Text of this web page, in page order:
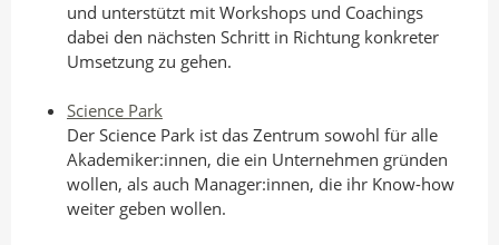
und unterstützt mit Workshops und Coachings
dabei den nächsten Schritt in Richtung konkreter
Umsetzung zu gehen.
Science Park
Der Science Park ist das Zentrum sowohl für alle
Akademiker:innen, die ein Unternehmen gründen
wollen, als auch Manager:innen, die ihr Know-how
weiter geben wollen.